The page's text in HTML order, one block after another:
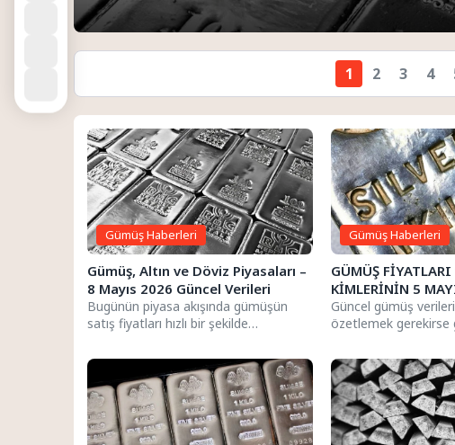
1 2 3 4
Gümüş Haberleri
Gümüş, Altın ve Döviz Piyasaları –
8 Mayıs 2026 Güncel Verileri
Bugünün piyasa akışında gümüşün
satış fiyatları hızlı bir şekilde
anlık...
Gümüş Haberleri
GÜMÜŞ
KİMLERİNİN 5
Güncel gümüş verileri
özetlemek gerekirse
görebilirsiniz.